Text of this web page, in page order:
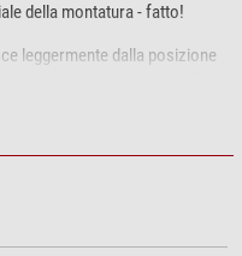
della montatura - fatto!
leggermente dalla posizione
e all'ampio campo visivo,
atmosferica.